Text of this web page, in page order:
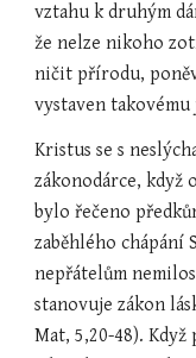
vztahu k druhým
že nelze nikoho
ničit přírodu,
vystaven
Kristus se s
zákonodárce, když
bylo řečeno
zaběhlého chápání
nepřátelům
stanovuje zákon
Mat, 5,20-48).